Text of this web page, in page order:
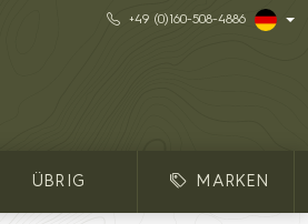
+49 (0)160-508-4886
ÜBRIG MARKEN